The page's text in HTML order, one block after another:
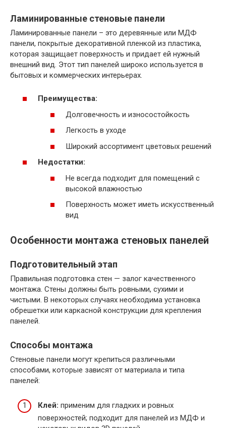
Ламинированные стеновые панели
Ламинированные панели – это деревянные или МДФ
панели, покрытые декоративной пленкой из пластика,
которая защищает поверхность и придает ей нужный
внешний вид. Этот тип панелей широко используется в
бытовых и коммерческих интерьерах.
Преимущества:
Долговечность и износостойкость
Легкость в уходе
Широкий ассортимент цветовых решений
Недостатки:
Не всегда подходит для помещений с
высокой влажностью
Поверхность может иметь искусственный
вид
Особенности монтажа стеновых панелей
Подготовительный этап
Правильная подготовка стен — залог качественного
монтажа. Стены должны быть ровными, сухими и
чистыми. В некоторых случаях необходима установка
обрешетки или каркасной конструкции для крепления
панелей.
Способы монтажа
Стеновые панели могут крепиться различными
способами, которые зависят от материала и типа
панелей:
Клей: применим для гладких и ровных
поверхностей; подходит для панелей из МДФ и